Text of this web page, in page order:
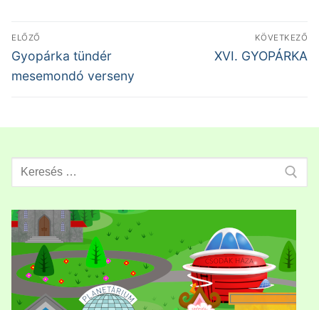
Bejegyzés
navigáció
ELŐZŐ
Előző
bejegyzés:
Gyopárka tündér
mesemondó verseny
KÖVETKEZŐ
Következő
XVI. GYOPÁRKA
Search